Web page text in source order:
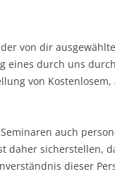
von dir
eines durch uns
von Kostenlosem,
auch
daher sicherstellen,
dieser